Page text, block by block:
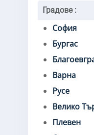
Градове :
София
Бургас
Варна
Русе
Велико
Плевен